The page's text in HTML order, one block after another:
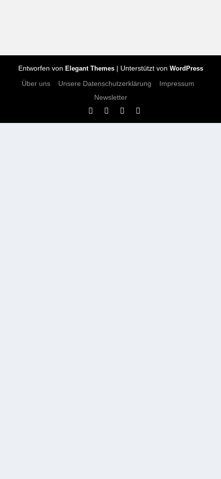
Entworfen von Elegant Themes| Unterstützt von WordPress
Über uns Unsere Datenschutzerklärung
Impressum
Newsletter